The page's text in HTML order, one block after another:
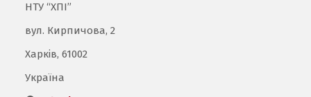
НТУ “ХПІ”
вул. Кирпичова, 2
Харків, 61002
Україна